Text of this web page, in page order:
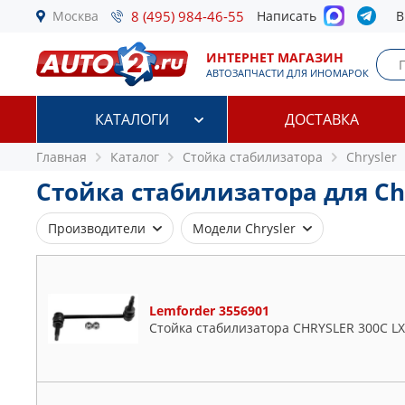
Москва 8 (495) 984-46-55 Написать
ИНТЕРНЕТ МАГАЗИН
АВТОЗАПЧАСТИ ДЛЯ ИНОМАРОК
КАТАЛОГИ ДОСТАВКА
Главная Каталог Стойка стабилизатора Chrysler
Стойка стабилизатора для
Производители
ASVA
BLUE PRINT
CORTECO
FEBEST
Модели Chrysler
200
Cirrus
Crossfire
Grand
Lemforder 3556901
Стойка стабилизатора CHRYSLER 300C